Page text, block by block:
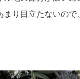
まり目立たないので